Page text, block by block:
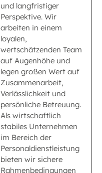
und langfristiger
Perspektive. Wir
arbeiten in einem
loyalen,
wertschätzenden Team
auf Augenhöhe und
legen großen Wert auf
Zusammenarbeit,
Verlässlichkeit und
persönliche Betreuung.
Als wirtschaftlich
stabiles Unternehmen
im Bereich der
Personaldienstleistung
bieten wir sichere
Rahmenbedingungen